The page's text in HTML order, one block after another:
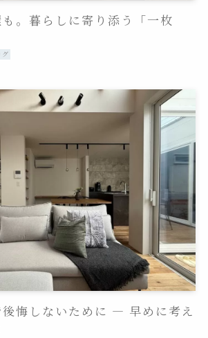
。暮らしに寄り添う「一枚
グ
悔しないために ― 早めに考え